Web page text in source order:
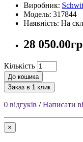
Виробник:
Модель: 317844
Наявність: На
28
Кількість
До кошика
Заказ в 1 клик
0 відгуків /Написати
×